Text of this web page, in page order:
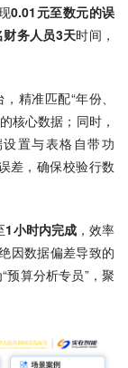
0.01元至数元的误
财务人员3天时间，
精准匹配“年份、
核心数据；同时，
置与表格自带功
差，确保校验行数
1小时内完成，效率
因数据偏差导致的
预算分析专员”，聚